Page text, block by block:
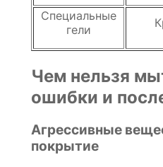
Специальные
гели
Чем нельзя
ошибки и
Агрессивные
покрытие